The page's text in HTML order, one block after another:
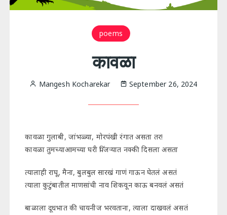
poems
कावळा
Mangesh Kocharekar September 26, 2024
कावळा गुलाबी, जांभळ्या, मोरपंखी रंगात असता तर!
कावळा तुमच्याआमच्या घरी पिंजऱ्यात नक्की दिसला असता
त्यालाही राघू, मैना, बुलबुल सारखं गाणं गाऊन घेतलं असतं
त्याला कुटुंबातील माणसांची नाव शिकवून काऊ बनवलं असतं
बाळाला दूधभात की चायनीज भरवताना, त्याला दाखवलं असतं